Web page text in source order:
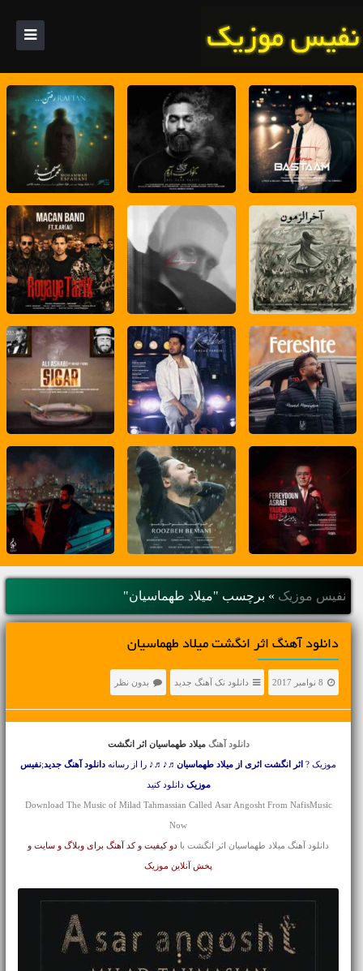
نفیس موزیک » برچسب "میلاد طهماسیان"
دانلود آهنگ اثر انگشت میلاد طهماسیان
8 نوامبر 2017 دانلود تک آهنگ جدید بدون نظر
دانلود آهنگ میلاد طهماسیان اثر انگشت
موزیک ? اثر انگشت اثری از میلاد طهماسیان♬♪♬♪ را از رسانه دانلود آهنگ جدید;نفیس
موزیک دانلود کنید
Download The Music of Milad Tahmassian Called Asar Angosht From NafisMusic
Now
دانلود آهنگ میلاد طهماسیان اثر انگشت با دو کیفیت و کد آهنگ برای وبلاگ و سایت و
پخش آنلاین موزیک